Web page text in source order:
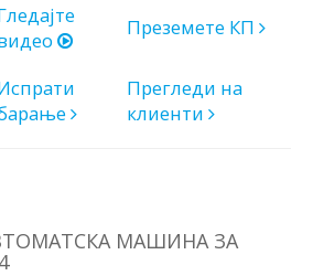
Преземете КП
Прегледи на
клиенти
МАШИНА ЗА